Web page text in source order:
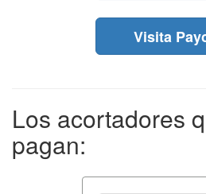
Visita
Los acortadores
pagan: